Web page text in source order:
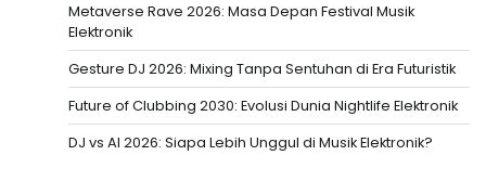
Metaverse Rave 2026: Masa Depan Festival Musik
Elektronik
Gesture DJ 2026: Mixing Tanpa Sentuhan di Era Futuristik
Future of Clubbing 2030: Evolusi Dunia Nightlife Elektronik
DJ vs AI 2026: Siapa Lebih Unggul di Musik Elektronik?